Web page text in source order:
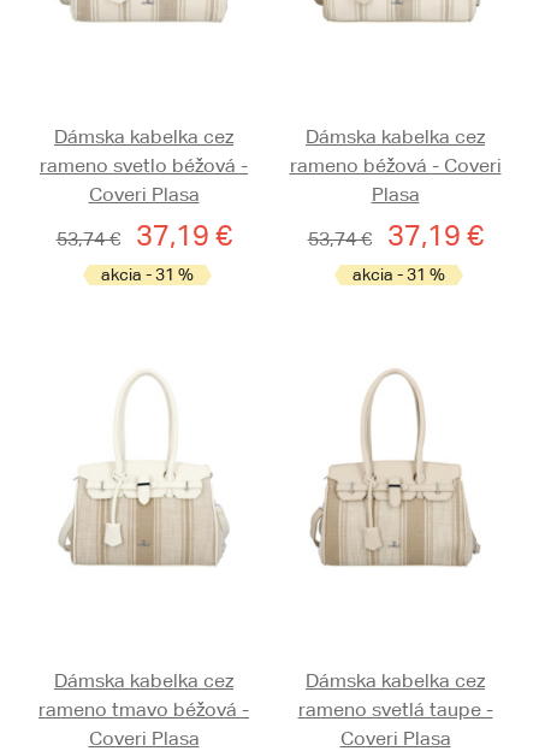
Dámska kabelka cez
rameno svetlo béžová -
Coveri Plasa
53,74 €
37,19 €
akcia - 31 %
Dámska kabelka cez
rameno béžová - Coveri
Plasa
53,74 €
37,19 €
akcia - 31 %
Dámska kabelka cez
rameno tmavo béžová -
Coveri Plasa
Dámska kabelka cez
rameno svetlá taupe -
Coveri Plasa